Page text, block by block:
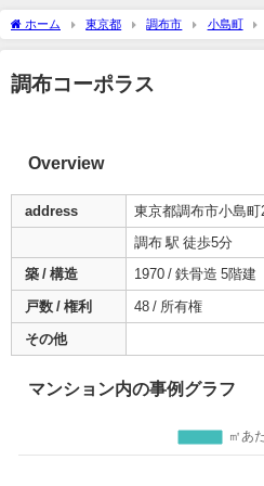
ホーム 東京都 調布市 小島町
調布コーポラス
Overview
address 東京都調布市小島町
調布 駅 徒歩5分
築 / 構造 1970 / 鉄骨造 5階建
戸数 / 権利 48 / 所有権
その他
マンション内の事例グラフ